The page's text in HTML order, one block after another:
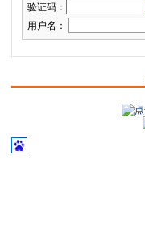
验证码：
用户名：